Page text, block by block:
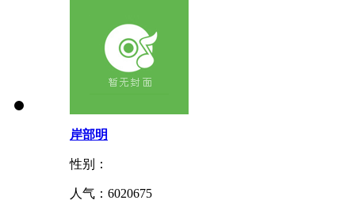
岸部明
性别：
人气： 6020675